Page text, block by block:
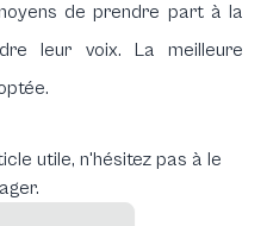
de prendre part à la
leur voix. La meilleure
utile, n'hésitez pas à le